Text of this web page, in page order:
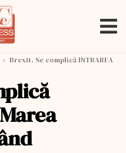
› Brexit. Se complică INTRAREA